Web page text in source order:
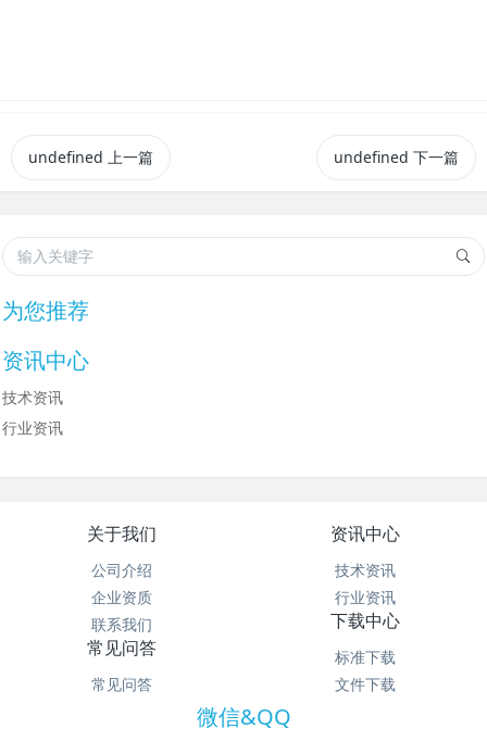
undefined 上一篇 undefined 下一篇
为您推荐
资讯中心
技术资讯
行业资讯
关于我们
公司介绍
企业资质
联系我们
资讯中心
技术资讯
行业资讯
下载中心
标准下载
文件下载
常见问答
常见问答
微信&QQ